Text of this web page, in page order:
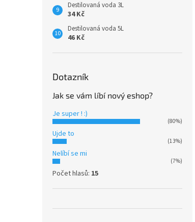
Destilovaná voda 3L
34 Kč
Destilovaná voda 5L
46 Kč
Dotazník
Jak se vám líbí nový eshop?
Je super ! :)
(80%)
Ujde to
(13%)
Nelíbí se mi
(7%)
Počet hlasů: 15